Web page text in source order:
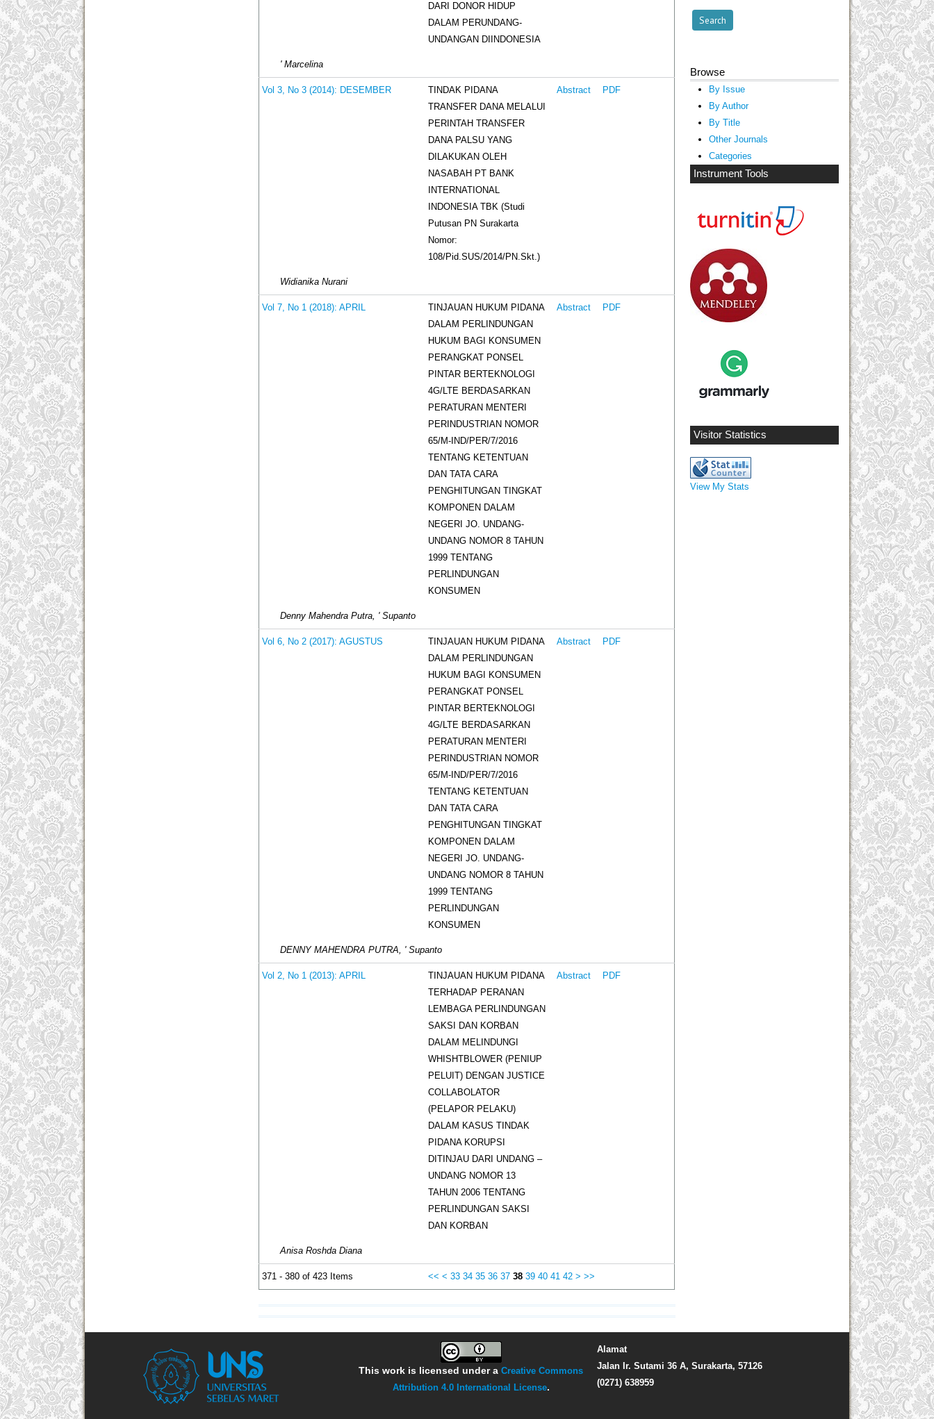
Browse
By Issue
By Author
By Title
Other Journals
Categories
Instrument Tools
Visitor Statistics
View My Stats
DARI DONOR HIDUP
DALAM PERUNDANG-
UNDANGAN DIINDONESIA
' Marcelina
Vol 3, No 3 (2014): DESEMBER
TINDAK PIDANA
TRANSFER DANA MELALUI
PERINTAH TRANSFER
DANA PALSU YANG
DILAKUKAN OLEH
NASABAH PT BANK
INTERNATIONAL
INDONESIA TBK (Studi
Putusan PN Surakarta
Nomor:
108/Pid.SUS/2014/PN.Skt.)
Abstract PDF
Widianika Nurani
Vol 7, No 1 (2018): APRIL
TINJAUAN HUKUM PIDANA
DALAM PERLINDUNGAN
HUKUM BAGI KONSUMEN
PERANGKAT PONSEL
PINTAR BERTEKNOLOGI
4G/LTE BERDASARKAN
PERATURAN MENTERI
PERINDUSTRIAN NOMOR
65/M-IND/PER/7/2016
TENTANG KETENTUAN
DAN TATA CARA
PENGHITUNGAN TINGKAT
KOMPONEN DALAM
NEGERI JO. UNDANG-
UNDANG NOMOR 8 TAHUN
1999 TENTANG
PERLINDUNGAN
KONSUMEN
Abstract PDF
Denny Mahendra Putra, ' Supanto
Vol 6, No 2 (2017): AGUSTUS
TINJAUAN HUKUM PIDANA
DALAM PERLINDUNGAN
HUKUM BAGI KONSUMEN
PERANGKAT PONSEL
PINTAR BERTEKNOLOGI
4G/LTE BERDASARKAN
PERATURAN MENTERI
PERINDUSTRIAN NOMOR
65/M-IND/PER/7/2016
TENTANG KETENTUAN
DAN TATA CARA
PENGHITUNGAN TINGKAT
KOMPONEN DALAM
NEGERI JO. UNDANG-
UNDANG NOMOR 8 TAHUN
1999 TENTANG
PERLINDUNGAN
KONSUMEN
Abstract PDF
DENNY MAHENDRA PUTRA, ' Supanto
Vol 2, No 1 (2013): APRIL
TINJAUAN HUKUM PIDANA
TERHADAP PERANAN
LEMBAGA PERLINDUNGAN
SAKSI DAN KORBAN
DALAM MELINDUNGI
WHISHTBLOWER (PENIUP
PELUIT) DENGAN JUSTICE
COLLABOLATOR
(PELAPOR PELAKU)
DALAM KASUS TINDAK
PIDANA KORUPSI
DITINJAU DARI UNDANG –
UNDANG NOMOR 13
TAHUN 2006 TENTANG
PERLINDUNGAN SAKSI
DAN KORBAN
Abstract PDF
Anisa Roshda Diana
371 - 380 of 423 Items << < 33 34 35 36 37 38 39 40 41 42 > >>
Alamat
Jalan Ir. Sutami 36 A, Surakarta, 57126
(0271) 638959
This work is licensed under a Creative Commons
Attribution 4.0 International License.